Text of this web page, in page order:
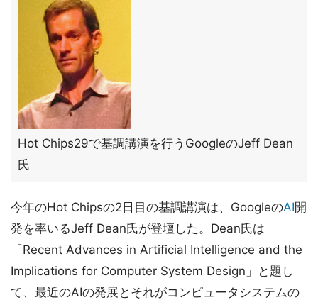
Hot Chips29で基調講演を行うGoogleのJeff Dean
氏
今年のHot Chipsの2日目の基調講演は、GoogleのAI開
発を率いるJeff Dean氏が登壇した。Dean氏は
「Recent Advances in Artificial Intelligence and the
Implications for Computer System Design」と題し
て、最近のAIの発展とそれがコンピュータシステムの